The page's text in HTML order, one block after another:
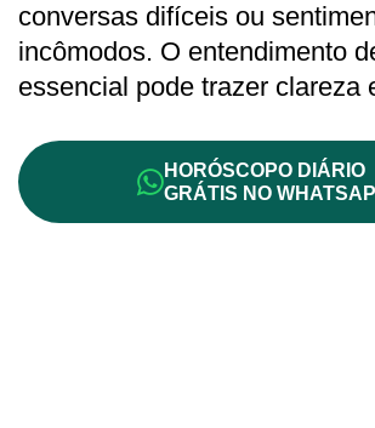
conversas difíceis ou
incômodos. O entendimento
essencial pode trazer clareza
HORÓSCOPO DIÁRIO
GRÁTIS NO